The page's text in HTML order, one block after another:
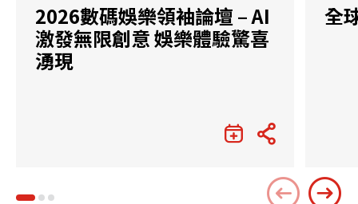
2026數碼娛樂領袖論壇 – AI
激發無限創意 娛樂體驗驚喜
湧現
全